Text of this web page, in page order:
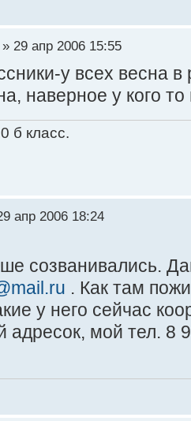
» 29 апр 2006 15:55
у всех весна в
наверное у кого
б класс.
апр 2006 18:24
созванивались.
. Как там
у него сейчас
адресок, мой тел. 8